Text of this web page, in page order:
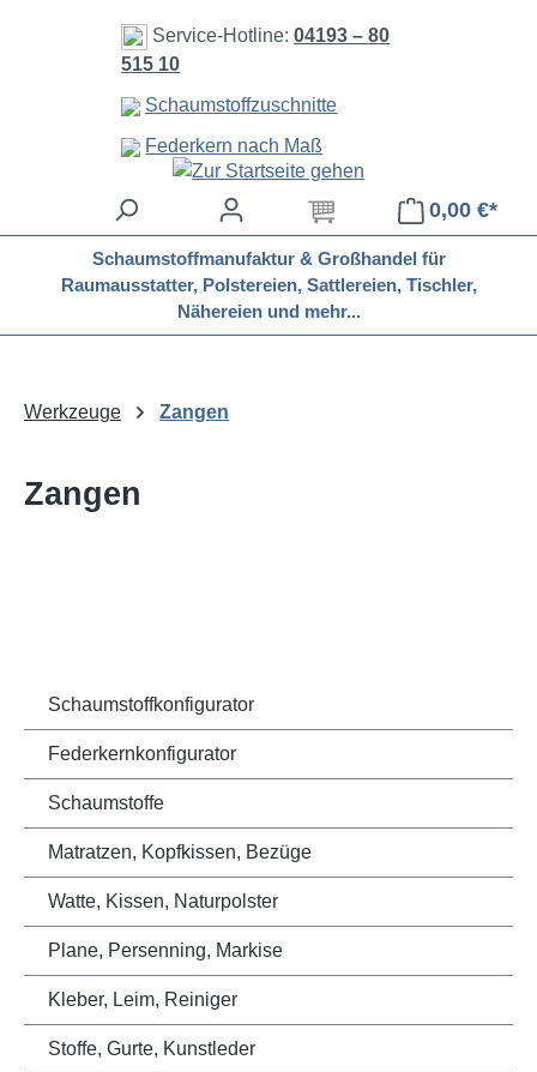
Zum Hauptinhalt springen
Service-Hotline:04193 – 80
515 10
Schaumstoffzuschnitte
Federkern nach Maß
0,00 €*
Schaumstoffmanufaktur & Großhandel für
Raumausstatter, Polstereien, Sattlereien, Tischler,
Nähereien und mehr...
Werkzeuge Zangen
Zangen
Schaumstoffkonfigurator
Federkernkonfigurator
Schaumstoffe
Matratzen, Kopfkissen, Bezüge
Watte, Kissen, Naturpolster
Plane, Persenning, Markise
Kleber, Leim, Reiniger
Stoffe, Gurte, Kunstleder